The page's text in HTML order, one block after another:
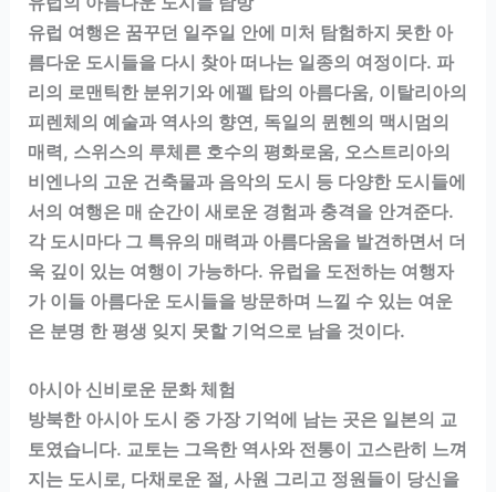
유럽 여행은 꿈꾸던 일주일 안에 미처 탐험하지 못한 아
름다운 도시들을 다시 찾아 떠나는 일종의 여정이다. 파
리의 로맨틱한 분위기와 에펠 탑의 아름다움, 이탈리아의
피렌체의 예술과 역사의 향연, 독일의 뮌헨의 맥시멈의
매력, 스위스의 루체른 호수의 평화로움, 오스트리아의
비엔나의 고운 건축물과 음악의 도시 등 다양한 도시들에
서의 여행은 매 순간이 새로운 경험과 충격을 안겨준다.
각 도시마다 그 특유의 매력과 아름다움을 발견하면서 더
욱 깊이 있는 여행이 가능하다. 유럽을 도전하는 여행자
가 이들 아름다운 도시들을 방문하며 느낄 수 있는 여운
은 분명 한 평생 잊지 못할 기억으로 남을 것이다.
아시아 신비로운 문화 체험
방북한 아시아 도시 중 가장 기억에 남는 곳은 일본의 교
토였습니다. 교토는 그윽한 역사와 전통이 고스란히 느껴
지는 도시로, 다채로운 절, 사원 그리고 정원들이 당신을